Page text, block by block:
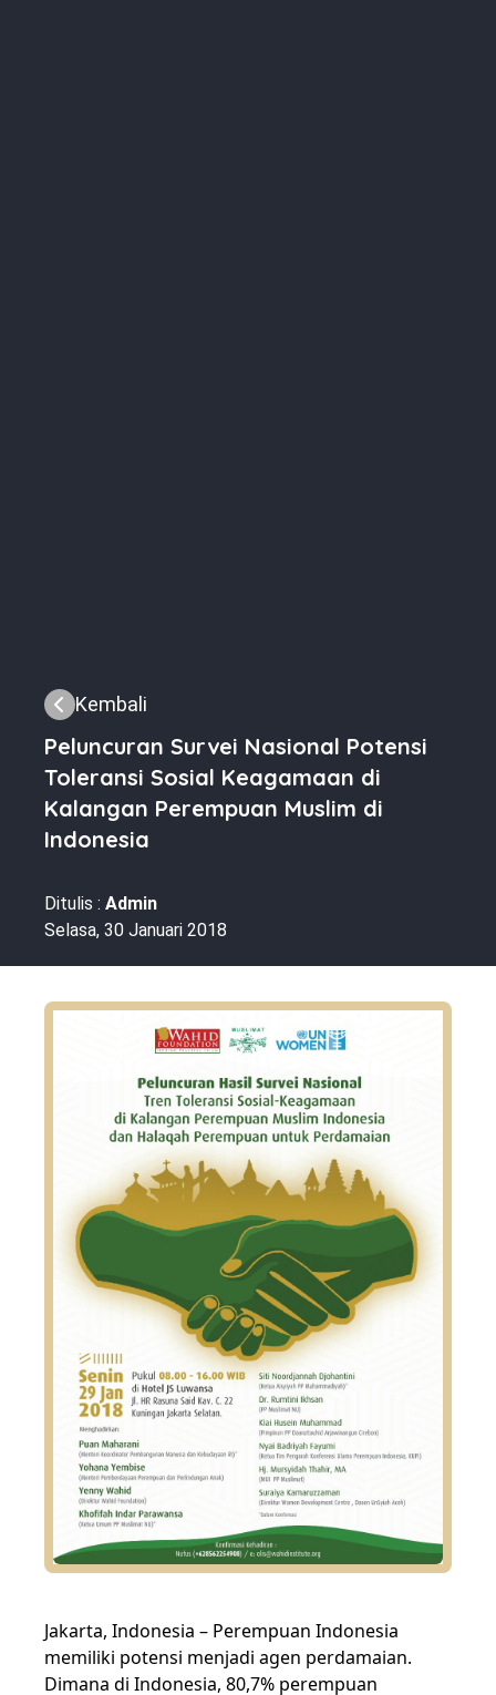
Kembali
Peluncuran Survei Nasional Potensi
Toleransi Sosial Keagamaan di
Kalangan Perempuan Muslim di
Indonesia
Ditulis : Admin
Selasa, 30 Januari 2018
Jakarta, Indonesia – Perempuan Indonesia
memiliki potensi menjadi agen perdamaian.
Dimana di Indonesia, 80,7% perempuan